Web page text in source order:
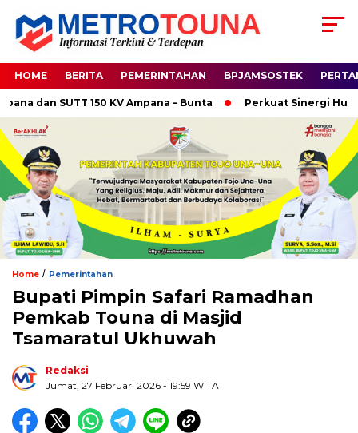
HOME BERITA PEMERINTAHAN BPJAMSOSTEK
dan SUTT 150 KV Ampana – Bunta Perkuat Sinergi
Home / Pemerintahan
Bupati Pimpin Safari Ramadhan
Pemkab Touna di Masjid
Tsamaratul Ukhuwah
Redaksi
Jumat, 27 Februari 2026 - 19:59 WITA